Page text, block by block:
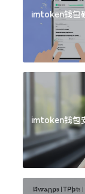
imtoken钱包
imtoken钱包